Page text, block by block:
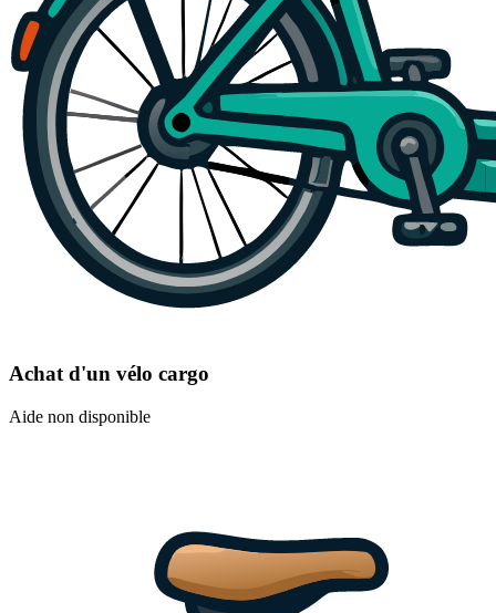
Achat d'un vélo cargo
Aide non disponible